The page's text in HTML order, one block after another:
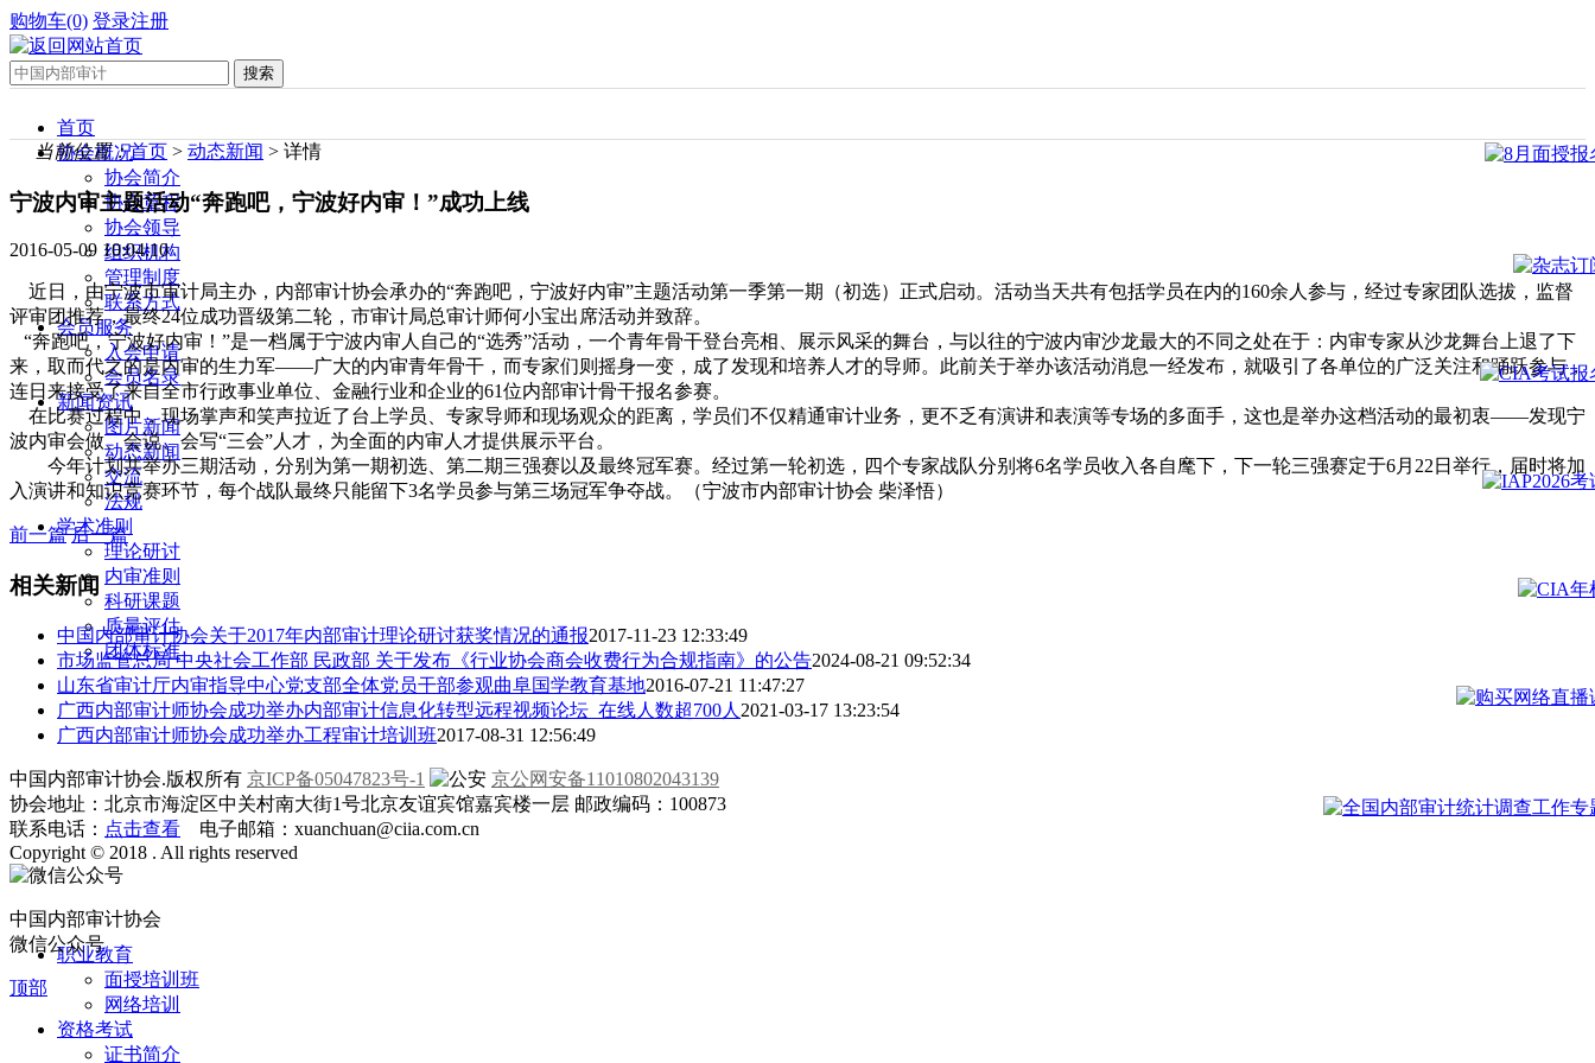
购物车(0) 登录注册
首页
协会概况
协会简介
协会章程
协会领导
组织机构
管理制度
联系方式
会员服务
入会申请
会员名录
新闻资讯
图片新闻
动态新闻
交流
法规
学术准则
理论研讨
内审准则
科研课题
质量评估
团体标准
职业教育
面授培训班
网络培训
资格考试
证书简介
当前位置：首页 > 动态新闻 > 详情
宁波内审主题活动“奔跑吧，宁波好内审！”成功上线
2016-05-09 10:04:10
近日，由宁波市审计局主办，内部审计协会承办的“奔跑吧，宁波好内审”主题活动第一季第一期（初选）正式启动。活动当天共有包括学员在内的160余人参与，经过专家团队选拔，监督
评审团推荐，最终24位成功晋级第二轮，市审计局总审计师何小宝出席活动并致辞。
“奔跑吧，宁波好内审！”是一档属于宁波内审人自己的“选秀”活动，一个青年骨干登台亮相、展示风采的舞台，与以往的宁波内审沙龙最大的不同之处在于：内审专家从沙龙舞台上退了下
来，取而代之的是内审的生力军——广大的内审青年骨干，而专家们则摇身一变，成了发现和培养人才的导师。此前关于举办该活动消息一经发布，就吸引了各单位的广泛关注和踊跃参与，
连日来接受了来自全市行政事业单位、金融行业和企业的61位内部审计骨干报名参赛。
在比赛过程中，现场掌声和笑声拉近了台上学员、专家导师和现场观众的距离，学员们不仅精通审计业务，更不乏有演讲和表演等专场的多面手，这也是举办这档活动的最初衷——发现宁
波内审会做、会说、会写“三会”人才，为全面的内审人才提供展示平台。
今年计划共举办三期活动，分别为第一期初选、第二期三强赛以及最终冠军赛。经过第一轮初选，四个专家战队分别将6名学员收入各自麾下，下一轮三强赛定于6月22日举行，届时将加
入演讲和知识竞赛环节，每个战队最终只能留下3名学员参与第三场冠军争夺战。（宁波市内部审计协会 柴泽悟）
前一篇 后一篇
相关新闻
中国内部审计协会关于2017年内部审计理论研讨获奖情况的通报2017-11-23 12:33:49
市场监管总局 中央社会工作部 民政部 关于发布《行业协会商会收费行为合规指南》的公告2024-08-21 09:52:34
山东省审计厅内审指导中心党支部全体党员干部参观曲阜国学教育基地2016-07-21 11:47:27
广西内部审计师协会成功举办内部审计信息化转型远程视频论坛 在线人数超700人 2021-03-17 13:23:54
广西内部审计师协会成功举办工程审计培训班2017-08-31 12:56:49
中国内部审计协会.版权所有 京ICP备05047823号-1
京公网安备11010802043139
协会地址：北京市海淀区中关村南大街1号北京友谊宾馆嘉宾楼一层 邮政编码：100873
联系电话： 点击查看 电子邮箱：xuanchuan@ciia.com.cn
Copyright © 2018 . All rights reserved
中国内部审计协会
微信公众号
顶部